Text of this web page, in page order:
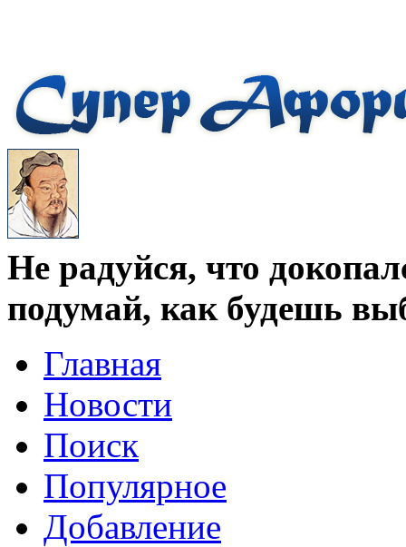
Не радуйся, что
подумай, как будешь
Главная
Новости
Поиск
Популярное
Добавление